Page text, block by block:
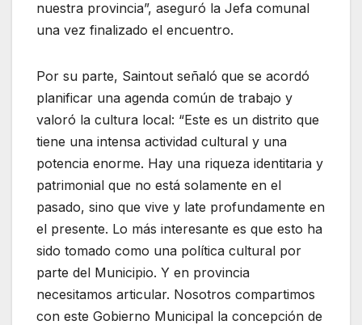
nuestra provincia”, aseguró la Jefa comunal
una vez finalizado el encuentro.
Por su parte, Saintout señaló que se acordó
planificar una agenda común de trabajo y
valoró la cultura local: “Este es un distrito que
tiene una intensa actividad cultural y una
potencia enorme. Hay una riqueza identitaria y
patrimonial que no está solamente en el
pasado, sino que vive y late profundamente en
el presente. Lo más interesante es que esto ha
sido tomado como una política cultural por
parte del Municipio. Y en provincia
necesitamos articular. Nosotros compartimos
con este Gobierno Municipal la concepción de